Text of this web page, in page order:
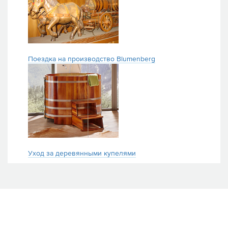
Поездка на производство Blumenberg
Уход за деревянными купелями